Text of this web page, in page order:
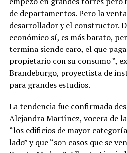
de departamentos. Pero la
desarrollador y el constructor.
económico sí, es más barato,
termina siendo caro, el que
propietario con su consumo ”,
Brandeburgo, proyectista de
para grandes estudios.
La tendencia fue confirmada
Alejandra Martínez, vocera de
“los edificios de mayor
lado” y que “son casos que se